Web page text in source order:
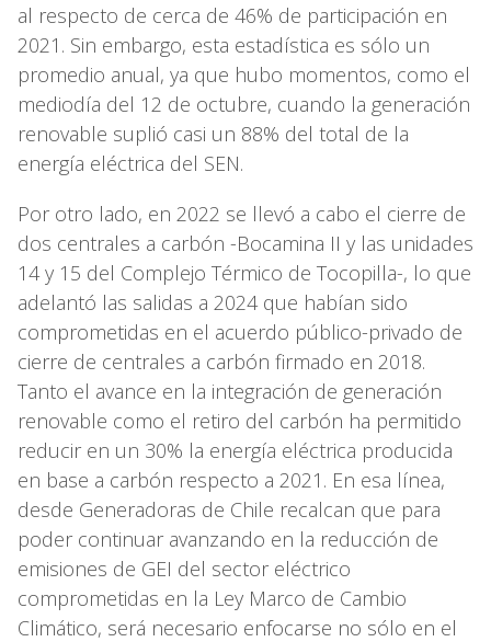
al respecto de cerca de 46% de participación en
2021. Sin embargo, esta estadística es sólo un
promedio anual, ya que hubo momentos, como el
mediodía del 12 de octubre, cuando la generación
renovable suplió casi un 88% del total de la
energía eléctrica del SEN.
Por otro lado, en 2022 se llevó a cabo el cierre de
dos centrales a carbón -Bocamina II y las unidades
14 y 15 del Complejo Térmico de Tocopilla-, lo que
adelantó las salidas a 2024 que habían sido
comprometidas en el acuerdo público-privado de
cierre de centrales a carbón firmado en 2018.
Tanto el avance en la integración de generación
renovable como el retiro del carbón ha permitido
reducir en un 30% la energía eléctrica producida
en base a carbón respecto a 2021. En esa línea,
desde Generadoras de Chile recalcan que para
poder continuar avanzando en la reducción de
emisiones de GEI del sector eléctrico
comprometidas en la Ley Marco de Cambio
Climático, será necesario enfocarse no sólo en el